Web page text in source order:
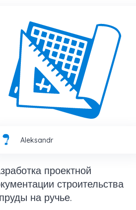
Aleksandr
проектной
строительства
на ручье.